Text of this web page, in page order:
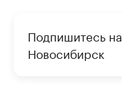
Подпишитесь на
Новосибирск